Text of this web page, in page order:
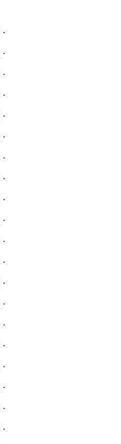
·
·
·
·
·
·
·
·
·
·
·
·
·
·
·
·
·
·
·
·